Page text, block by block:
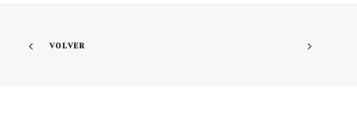
VOLVER